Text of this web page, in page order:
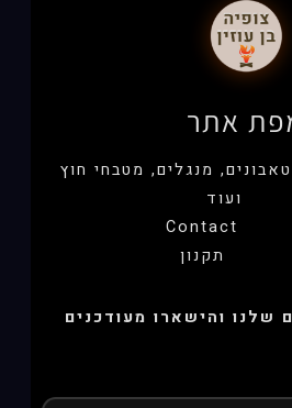
אתר
מנגלים, מטבחי חוץ
ועוד
Contact
תקנון
שלנו והישארו מעודכנים